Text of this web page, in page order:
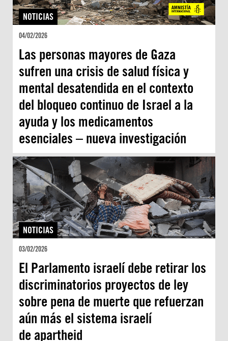
NOTICIAS
04/02/2026
Las personas mayores de Gaza
sufren una crisis de salud física y
mental desatendida en el contexto
del bloqueo continuo de Israel a la
ayuda y los medicamentos
esenciales – nueva investigación
NOTICIAS
03/02/2026
El Parlamento israelí debe retirar los
discriminatorios proyectos de ley
sobre pena de muerte que refuerzan
aún más el sistema israelí
de apartheid